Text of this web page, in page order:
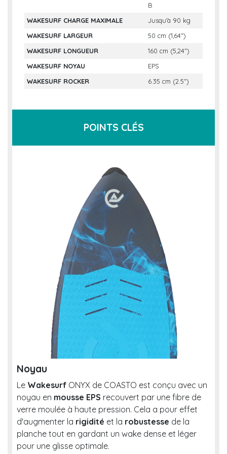
B
WAKESURF CHARGE MAXIMALE
Jusqu'à 90 kg
WAKESURF LARGEUR
50 cm (1,64")
WAKESURF LONGUEUR
160 cm (5,24")
WAKESURF NOYAU
EPS
WAKESURF ROCKER
6.35 cm (2.5")
POINTS CLÉS
Noyau
Le Wakesurf ONYX de COASTO est conçu avec un
noyau en mousse EPS recouvert par une fibre de
verre moulée à haute pression. Cela a pour effet
d'augmenter la rigidité et la robustesse de la
planche tout en gardant un wake dense et léger
pour une glisse optimale.